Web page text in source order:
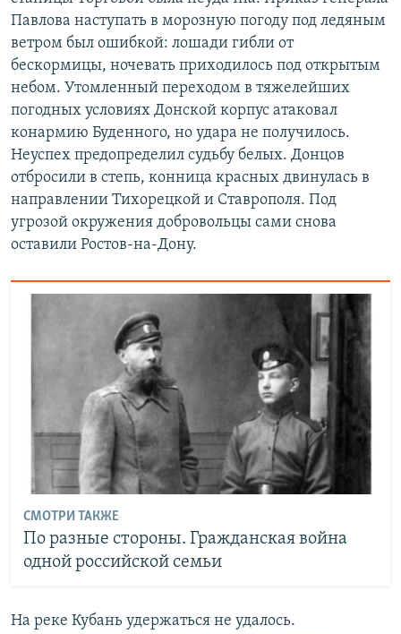
Павлова наступать в морозную погоду под ледяным
ветром был ошибкой: лошади гибли от
бескормицы, ночевать приходилось под открытым
небом. Утомленный переходом в тяжелейших
погодных условиях Донской корпус атаковал
конармию Буденного, но удара не получилось.
Неуспех предопределил судьбу белых. Донцов
отбросили в степь, конница красных двинулась в
направлении Тихорецкой и Ставрополя. Под
угрозой окружения добровольцы сами снова
оставили Ростов-на-Дону.
СМОТРИ ТАКЖЕ
По разные стороны. Гражданская война
одной российской семьи
На реке Кубань удержаться не удалось.